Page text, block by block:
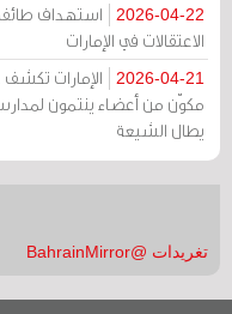
2026-04-22
استهداف
الاعتقالات في الإمارات
2026-04-21
الإمارات
مكوّن من أعضاء ينتمون
يطال الشيعة
تغريدات @BahrainMirror